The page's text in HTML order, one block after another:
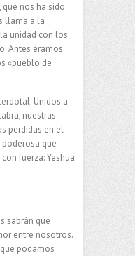
que nos ha sido
llama a la
unidad con los
Antes éramos
«pueblo de
Unidos a
nuestras
perdidas en el
que
fuerza: Yeshua
sabrán que
entre nosotros.
podamos